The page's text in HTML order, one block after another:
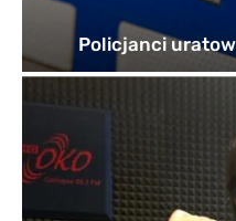
Policjanci